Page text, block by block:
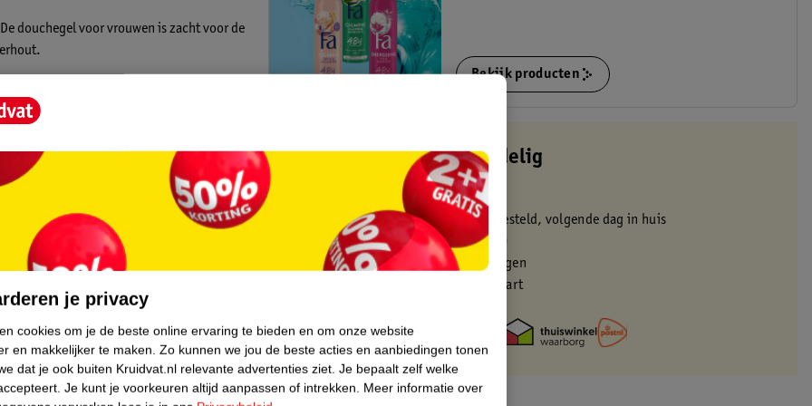
douchegel voor vrouwen is zacht voor de
De formule is veganistisch.*** Deze
fles en dop.*****
spoel af.
Bekijk producten
Kruidvat is altijd voordelig
Gratis ophalen in de winkel
Op werkdagen voor 22:00 uur besteld, volgende dag in huis
Gratis thuisbezorgd vanaf 50.00
Gratis retourneren binnen 30 dagen
Gratis punten met je Kruidvat kaart
je privacy
cookies om je de beste online ervaring te bieden en om onze website
en makkelijker te maken. Zo kunnen we jou de beste acties en aanbiedingen tonen
dat je ook buiten Kruidvat.nl relevante advertenties ziet. Je bepaalt zelf welke
Je kunt je voorkeuren altijd aanpassen of intrekken. Meer informatie over